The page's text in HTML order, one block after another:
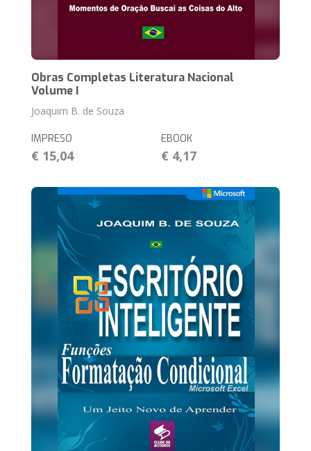
Obras Completas Literatura Nacional
Volume I
Joaquim B. de Souza
IMPRESO
€ 15,04
EBOOK
€ 4,17